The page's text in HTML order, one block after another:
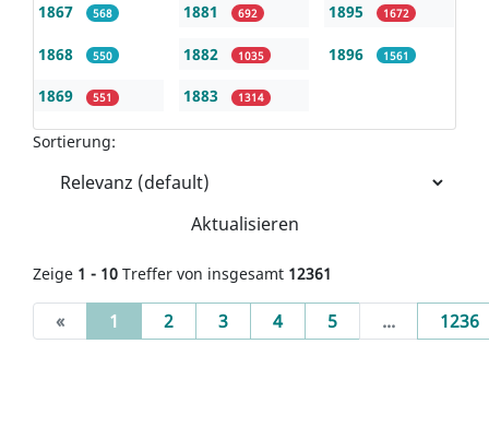
1867 568
1868 550
1869 551
1881 692
1882 1035
1883 1314
1895 1672
1896 1561
Sortierung:
Aktualisieren
Zeige 1 - 10 Treffer von insgesamt 12361
« 1 (current)
2 3 4 5 ... 1236